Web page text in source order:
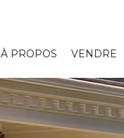
À PROPOS VENDRE